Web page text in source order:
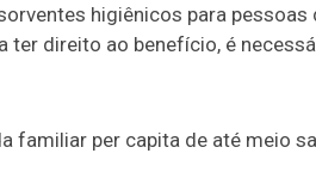
higiênicos para pessoas
ter direito ao benefício, é
familiar per capita de até meio